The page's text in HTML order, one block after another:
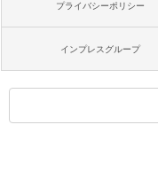
プライバシーポリシー
インプレスグループ